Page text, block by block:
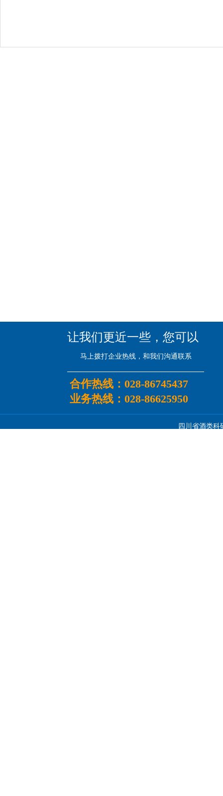
让我们更近一些，您可以
四川省酒类科
马上拨打企业热线，和我们沟通联系
合作热线： 028-86745437
业务热线： 028-86625950